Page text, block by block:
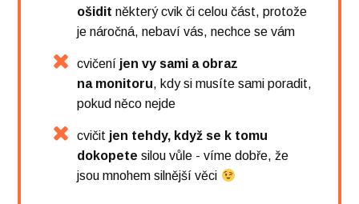
ošidit některý cvik či celou část, protože
je náročná, nebaví vás, nechce se vám
cvičení jen vy sami a obraz
na monitoru, kdy si musíte sami poradit,
pokud něco nejde
cvičit jen tehdy, když se k tomu
dokopete silou vůle - víme dobře, že
jsou mnohem silnější věci